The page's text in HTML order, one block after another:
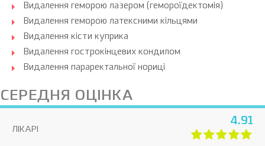
Видалення геморою лазером (гемороїдектомія)
Видалення геморою латексними кільцями
Видалення кісти куприка
Видалення гострокінцевих кондилом
Видалення параректальної нориці
СЕРЕДНЯ ОЦІНКА
ЛІКАРІ
4.91